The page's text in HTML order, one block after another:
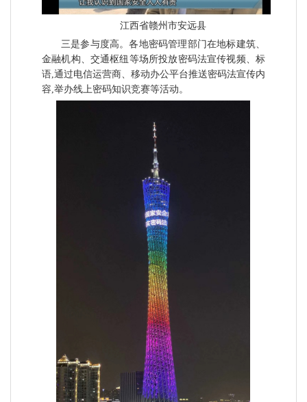
江西省赣州市安远县
三是参与度高。各地密码管理部门在地标建筑、
金融机构、交通枢纽等场所投放密码法宣传视频、标
语,通过电信运营商、移动办公平台推送密码法宣传内
容,举办线上密码知识竞赛等活动。